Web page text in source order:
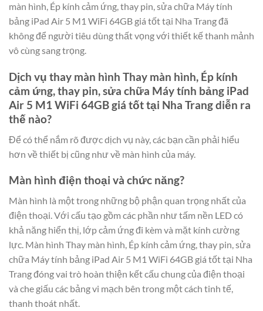
màn hình, Ép kính cảm ứng, thay pin, sửa chữa Máy tính
bảng iPad Air 5 M1 WiFi 64GB giá tốt tại Nha Trang đã
không để người tiêu dùng thất vọng với thiết kế thanh mảnh
vô cùng sang trọng.
Dịch vụ thay màn hình Thay màn hình, Ép kính
cảm ứng, thay pin, sửa chữa Máy tính bảng iPad
Air 5 M1 WiFi 64GB giá tốt tại Nha Trang diễn ra
thế nào?
Để có thể nắm rõ được dịch vụ này, các bạn cần phải hiểu
hơn về thiết bị cũng như về màn hình của máy.
Màn hình điện thoại và chức năng?
Màn hình là một trong những bộ phận quan trọng nhất của
điện thoại. Với cấu tạo gồm các phần như tấm nền LED có
khả năng hiển thị, lớp cảm ứng đi kèm và mặt kính cường
lực. Màn hình Thay màn hình, Ép kính cảm ứng, thay pin, sửa
chữa Máy tính bảng iPad Air 5 M1 WiFi 64GB giá tốt tại Nha
Trang đóng vai trò hoàn thiện kết cấu chung của điện thoại
và che giấu các bảng vi mạch bên trong một cách tinh tế,
thanh thoát nhất.